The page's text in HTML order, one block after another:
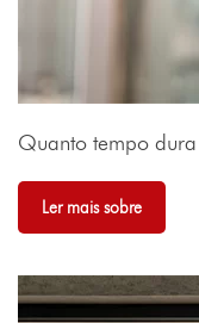
Quanto tempo
Ler mais sobre